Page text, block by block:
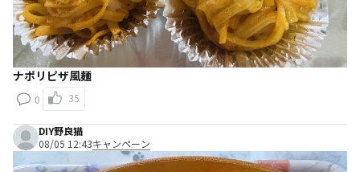
ナポリピザ風麺
0 35
DIY野良猫
08/05 12:43キャンペーン